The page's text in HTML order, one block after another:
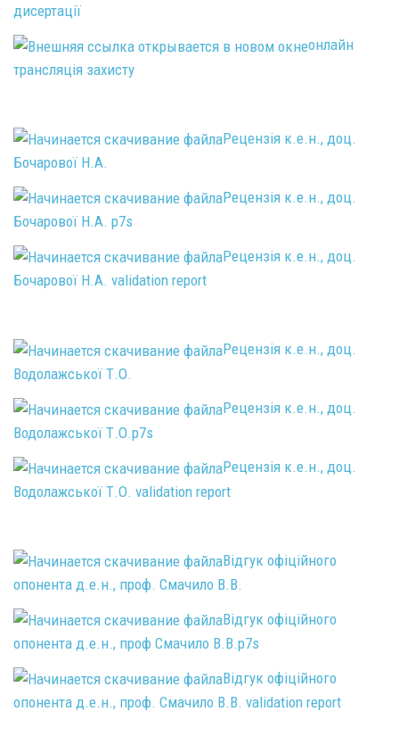
дисертації
онлайн
трансляція захисту
Рецензія к.е.н., доц.
Бочарової Н.А.
Рецензія к.е.н., доц.
Бочарової Н.А. p7s
Рецензія к.е.н., доц.
Бочарової Н.А. validation report
Рецензія к.е.н., доц.
Водолажської Т.О.
Рецензія к.е.н., доц.
Водолажської Т.О.p7s
Рецензія к.е.н., доц.
Водолажської Т.О. validation report
Відгук офіційного
опонента д.е.н., проф. Смачило В.В.
Відгук офіційного
опонента д.е.н., проф Смачило В.В.p7s
Відгук офіційного
опонента д.е.н., проф. Смачило В.В. validation report